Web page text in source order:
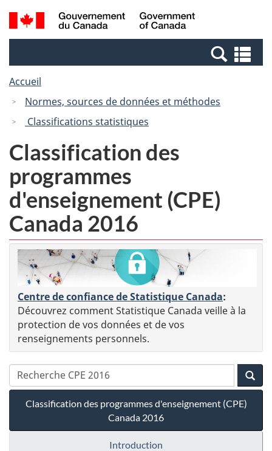
Passer
au
Passer
à
Canada
Recherche
et
et
Accueil
Normes, sources de données et méthodes
Classifications statistiques
Classification des
programmes
d'enseignement (CPE)
Canada 2016
Centre de confiance de Statistique Canada:
Découvrez comment Statistique Canada veille à la
protection de vos données et de vos
renseignements personnels.
Classification des programmes d'enseignement (CPE)
Canada 2016
Introduction